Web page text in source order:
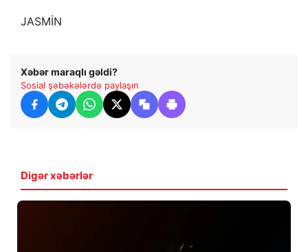
JASMİN
Xəbər maraqlı gəldi?
Sosial şəbəkələrdə paylaşın
Digər xəbərlər